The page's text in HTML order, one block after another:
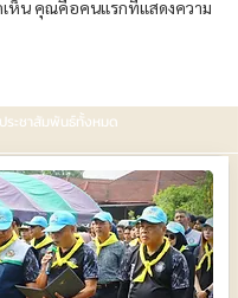
เห็น คุณคือคนแรกที่แสดงความ
ระชาสัมพันธ์ทั้งหมด